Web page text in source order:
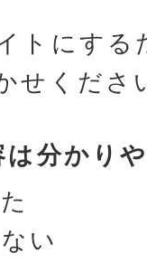
トにする
せくださ
は分かり
い